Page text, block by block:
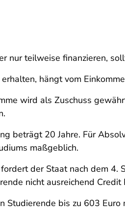
nur teilweise finanzieren,
hängt vom
wird als Zuschuss
beträgt 20 Jahre. Für
maßgeblich.
der Staat nach dem
nicht ausreichend
Studierende bis zu 603 Euro